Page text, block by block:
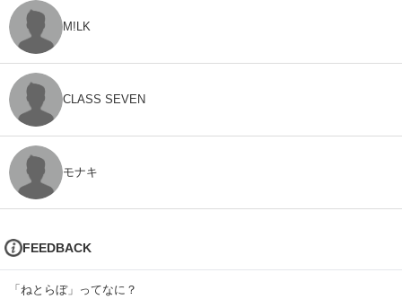
M!LK
CLASS SEVEN
モナキ
FEEDBACK
「ねとらぼ」ってなに？